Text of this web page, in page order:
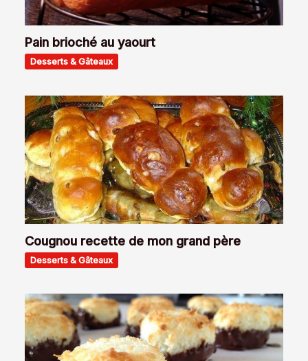
Pain brioché au yaourt
Desserts & Gâteaux
Cougnou recette de mon grand père
Desserts & Gâteaux